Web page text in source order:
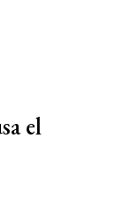
el